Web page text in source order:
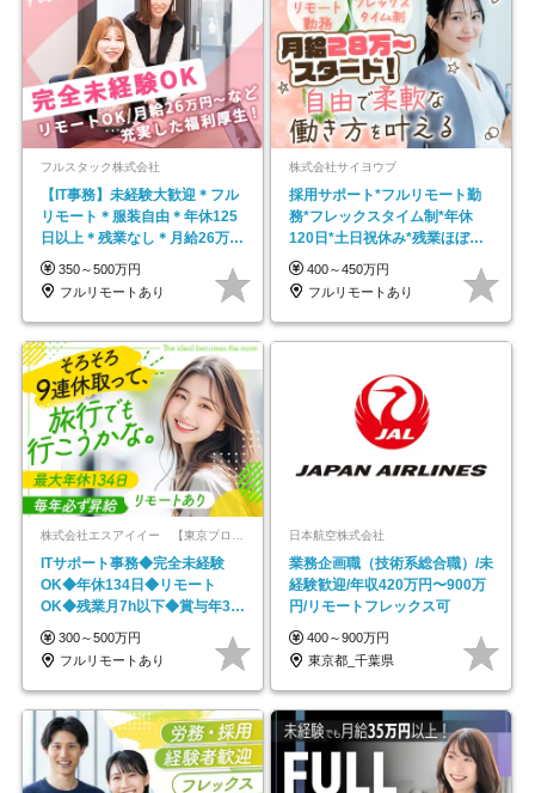
フルスタック株式会社
【IT事務】未経験大歓迎＊フル
リモート＊服装自由＊年休125
日以上＊残業なし＊月給26万円
以上
350～500万円
フルリモートあり
株式会社サイヨウブ
採用サポート*フルリモート勤
務*フレックスタイム制*年休
120日*土日祝休み*残業ほぼな
し*育児中社員8割以上
400～450万円
フルリモートあり
株式会社エスアイイー 【東京プロマーケット上場】
ITサポート事務◆完全未経験
OK◆年休134日◆リモート
OK◆残業月7h以下◆賞与年3回
◆5年目まで必ず昇給
300～500万円
フルリモートあり
日本航空株式会社
業務企画職（技術系総合職）/未
経験歓迎/年収420万円〜900万
円/リモートフレックス可
400～900万円
東京都_千葉県